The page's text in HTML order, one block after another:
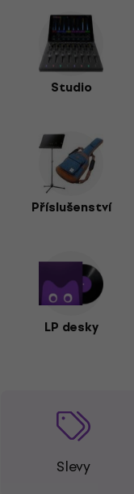
Studio
Příslušenství
LP desky
Slevy